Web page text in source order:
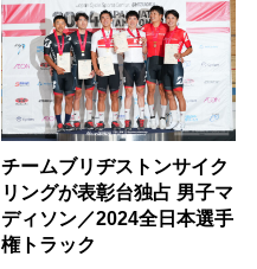
チームブリヂストンサイク
リングが表彰台独占 男子マ
ディソン／2024全日本選手
権トラック